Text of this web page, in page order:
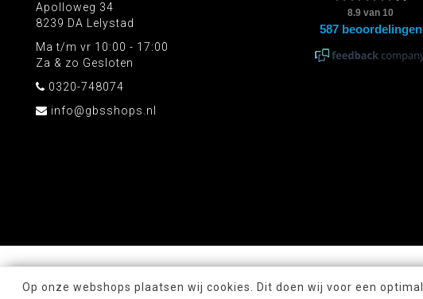
Apolloweg 34
8239 DA Lelystad
Ma t/m vr 10:00 - 17:00
Za & zo Gesloten
0320-748074
info@gbsshops.nl
Op onze webshops plaatsen wij cookies. Dit doen wij voor een